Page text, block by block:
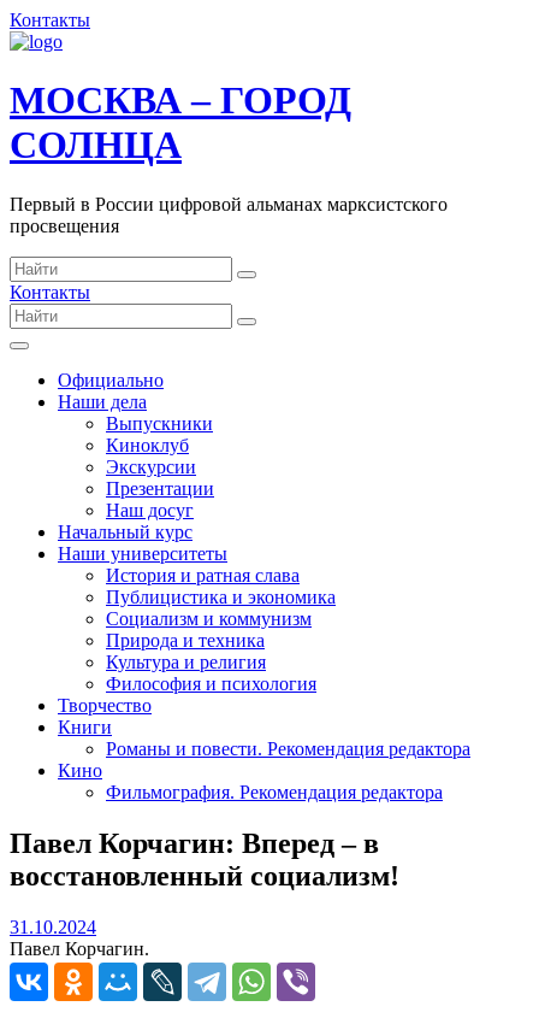
Контакты
МОСКВА – ГОРОД
СОЛНЦА
Первый в России цифровой альманах марксистского
просвещения
Контакты
Официально
Наши дела
Выпускники
Киноклуб
Экскурсии
Презентации
Наш досуг
Начальный курс
Наши университеты
История и ратная слава
Публицистика и экономика
Социализм и коммунизм
Природа и техника
Культура и религия
Философия и психология
Творчество
Книги
Романы и повести. Рекомендация редактора
Кино
Фильмография. Рекомендация редактора
Павел Корчагин: Вперед – в
восстановленный социализм!
31.10.202431.10.2024
Павел Корчагин.